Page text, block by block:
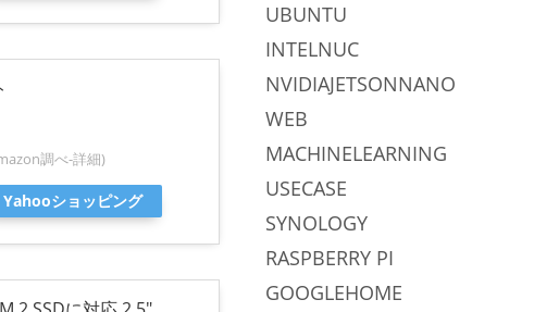
調べ-詳細)
Yahooショッピング
UBUNTU
INTELNUC
NVIDIAJETSONNANO
WEB
MACHINELEARNING
USECASE
SYNOLOGY
RASPBERRY PI
GOOGLEHOME